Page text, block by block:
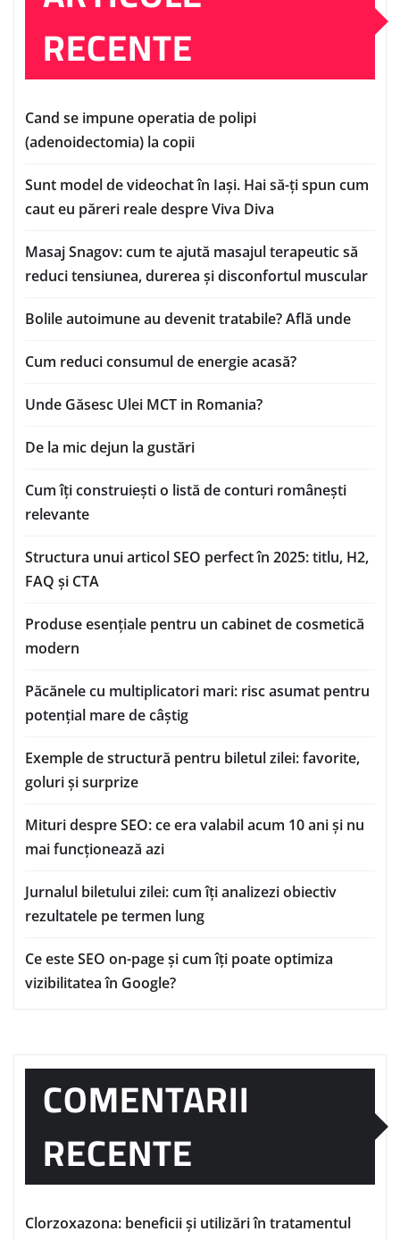
RECENTE
Cand se impune operatia de polipi
(adenoidectomia) la copii
Sunt model de videochat în Iași. Hai să-ți spun cum
caut eu păreri reale despre Viva Diva
Masaj Snagov: cum te ajută masajul terapeutic să
reduci tensiunea, durerea și disconfortul muscular
Bolile autoimune au devenit tratabile? Află unde
Cum reduci consumul de energie acasă?
Unde Găsesc Ulei MCT in Romania?
De la mic dejun la gustări
Cum îți construiești o listă de conturi românești
relevante
Structura unui articol SEO perfect în 2025: titlu, H2,
FAQ și CTA
Produse esențiale pentru un cabinet de cosmetică
modern
Păcănele cu multiplicatori mari: risc asumat pentru
potențial mare de câștig
Exemple de structură pentru biletul zilei: favorite,
goluri și surprize
Mituri despre SEO: ce era valabil acum 10 ani și nu
mai funcționează azi
Jurnalul biletului zilei: cum îți analizezi obiectiv
rezultatele pe termen lung
Ce este SEO on-page și cum îți poate optimiza
vizibilitatea în Google?
COMENTARII
RECENTE
Clorzoxazona: beneficii și utilizări în tratamentul